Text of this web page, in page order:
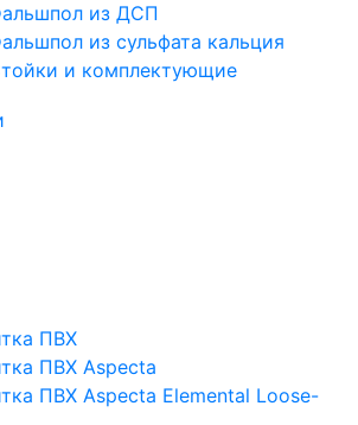
из ДСП
из сульфата кальция
и комплектующие
ПВХ
ПВХ Aspecta
ПВХ Aspecta Elemental Loose-